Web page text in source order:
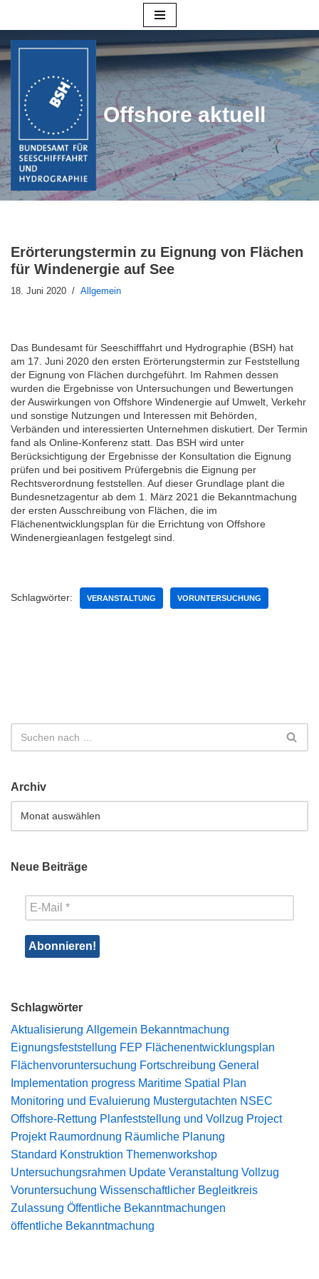
Inhalt
Offshore aktuell
Erörterungstermin zu Eignung von Flächen
für Windenergie auf See
18. Juni 2020 Allgemein
Das Bundesamt für Seeschifffahrt und Hydrographie (BSH) hat
am 17. Juni 2020 den ersten Erörterungstermin zur Feststellung
der Eignung von Flächen durchgeführt. Im Rahmen dessen
wurden die Ergebnisse von Untersuchungen und Bewertungen
der Auswirkungen von Offshore Windenergie auf Umwelt, Verkehr
und sonstige Nutzungen und Interessen mit Behörden,
Verbänden und interessierten Unternehmen diskutiert. Der Termin
fand als Online-Konferenz statt. Das BSH wird unter
Berücksichtigung der Ergebnisse der Konsultation die Eignung
prüfen und bei positivem Prüfergebnis die Eignung per
Rechtsverordnung feststellen. Auf dieser Grundlage plant die
Bundesnetzagentur ab dem 1. März 2021 die Bekanntmachung
der ersten Ausschreibung von Flächen, die im
Flächenentwicklungsplan für die Errichtung von Offshore
Windenergieanlagen festgelegt sind.
Schlagwörter: VERANSTALTUNG VORUNTERSUCHUNG
Archiv
Neue Beiträge
Schlagwörter
Aktualisierung Allgemein Bekanntmachung
Eignungsfeststellung FEP Flächenentwicklungsplan
Flächenvoruntersuchung Fortschreibung General
Implementation progress Maritime Spatial Plan
Monitoring und Evaluierung Mustergutachten NSEC
Offshore-Rettung Planfeststellung und Vollzug Project
Projekt Raumordnung Räumliche Planung
Standard Konstruktion Themenworkshop
Untersuchungsrahmen Update Veranstaltung Vollzug
Voruntersuchung Wissenschaftlicher Begleitkreis
Zulassung Öffentliche Bekanntmachungen
öffentliche Bekanntmachung